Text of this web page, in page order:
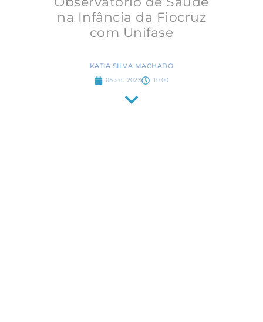
na Infância da Fiocruz
com Unifase
KATIA SILVA MACHADO
06 set 2023 10:00